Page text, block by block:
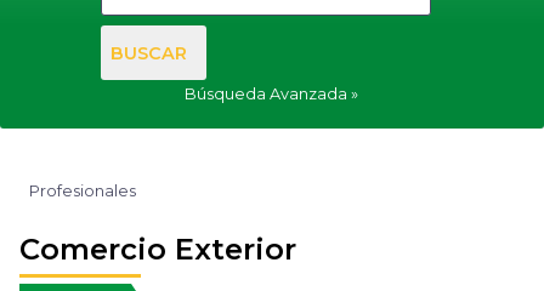
BUSCAR
Búsqueda Avanzada
Profesionales
Comercio Exterior